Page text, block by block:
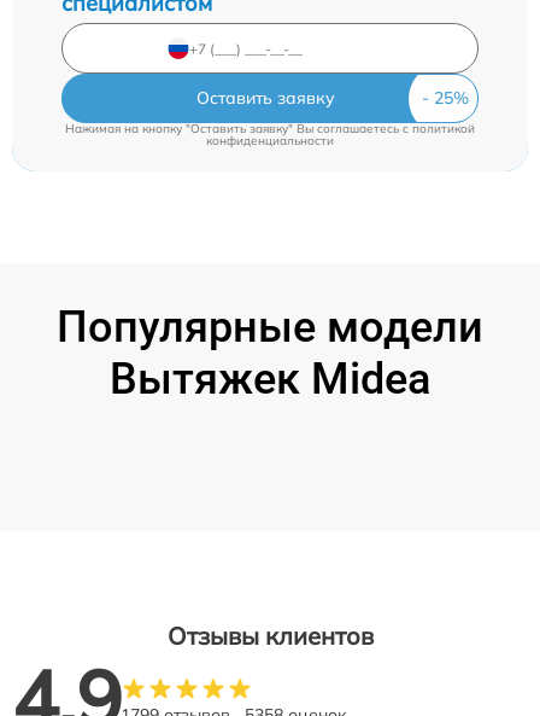
Оставить заявку
Нажимая на кнопку "Оставить заявку" Вы соглашаетесь cполитикой
конфиденциальности
Популярные модели
Вытяжек Midea
Отзывы клиентов